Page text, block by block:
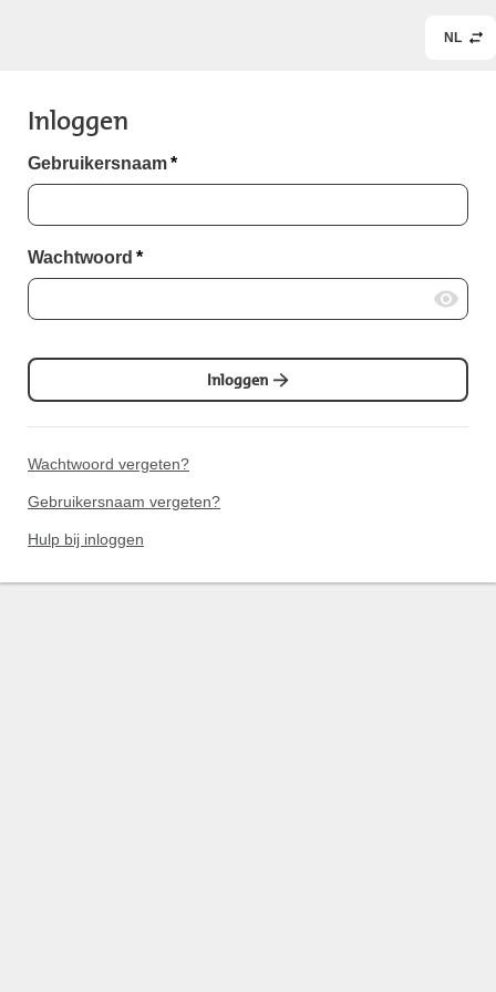
NL
Inloggen
Gebruikersnaam*
Wachtwoord *
Inloggen
Wachtwoord vergeten?
Gebruikersnaam vergeten?
Hulp bij inloggen